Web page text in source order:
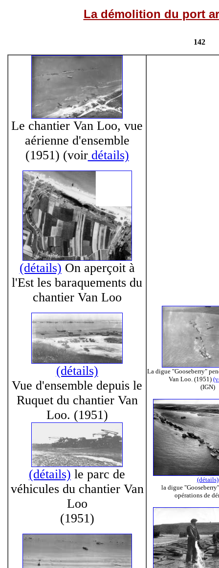
La démolition du port
142
Le chantier Van Loo, vue
aérienne d'ensemble
(1951) (voirdétails)
(détails) On aperçoit à
l'Est les baraquements du
chantier Van Loo
(détails)
Vue d'ensemble depuis le
Ruquet du chantier Van
Loo. (1951)
(détails) le parc de
véhicules du chantier Van
Loo
(1951)
La digue "Gooseberry"
Van Loo. (1951)
(IGN)
(détails)
la digue
opérations de